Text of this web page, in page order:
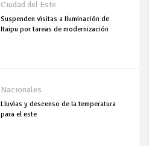
Ciudad del Este
Suspenden visitas a Iluminación de
Itaipu por tareas de modernización
Nacionales
Lluvias y descenso de la temperatura
para el este